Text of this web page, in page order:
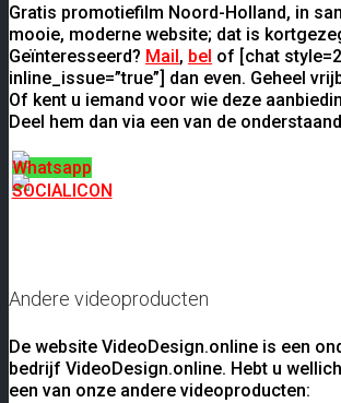
Gratis promotiefilm Noord-Holland, in
mooie, moderne website; dat is
Geïnteresseerd? Mail, bel of [chat style=2
inline_issue=”true”] dan even. Geheel
Of kent u iemand voor wie deze
Deel hem dan via een van de
Andere videoproducten
De website VideoDesign.online is een
bedrijf VideoDesign.online. Hebt u
een van onze andere videoproducten: